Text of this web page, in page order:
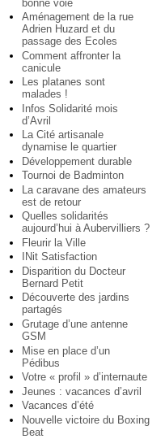
bonne voie
Aménagement de la rue
Adrien Huzard et du
passage des Ecoles
Comment affronter la
canicule
Les platanes sont
malades !
Infos Solidarité mois
d’Avril
La Cité artisanale
dynamise le quartier
Développement durable
Tournoi de Badminton
La caravane des amateurs
est de retour
Quelles solidarités
aujourd’hui à Aubervilliers ?
Fleurir la Ville
INit Satisfaction
Disparition du Docteur
Bernard Petit
Découverte des jardins
partagés
Grutage d’une antenne
GSM
Mise en place d’un
Pédibus
Votre « profil » d’internaute
Jeunes : vacances d’avril
Vacances d’été
Nouvelle victoire du Boxing
Beat